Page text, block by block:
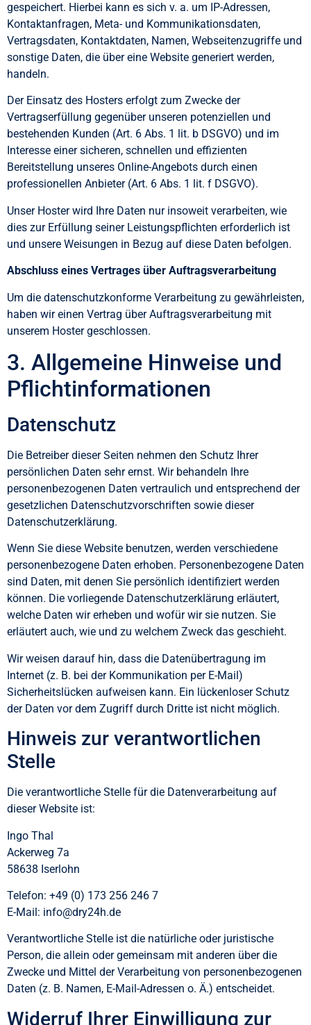
gespeichert. Hierbei kann es sich v. a. um IP-Adressen,
Kontaktanfragen, Meta- und Kommunikationsdaten,
Vertragsdaten, Kontaktdaten, Namen, Webseitenzugriffe und
sonstige Daten, die über eine Website generiert werden,
handeln.
Der Einsatz des Hosters erfolgt zum Zwecke der
Vertragserfüllung gegenüber unseren potenziellen und
bestehenden Kunden (Art. 6 Abs. 1 lit. b DSGVO) und im
Interesse einer sicheren, schnellen und effizienten
Bereitstellung unseres Online-Angebots durch einen
professionellen Anbieter (Art. 6 Abs. 1 lit. f DSGVO).
Unser Hoster wird Ihre Daten nur insoweit verarbeiten, wie
dies zur Erfüllung seiner Leistungspflichten erforderlich ist
und unsere Weisungen in Bezug auf diese Daten befolgen.
Abschluss eines Vertrages über Auftragsverarbeitung
Um die datenschutzkonforme Verarbeitung zu gewährleisten,
haben wir einen Vertrag über Auftragsverarbeitung mit
unserem Hoster geschlossen.
3. Allgemeine Hinweise und
Pflichtinformationen
Datenschutz
Die Betreiber dieser Seiten nehmen den Schutz Ihrer
persönlichen Daten sehr ernst. Wir behandeln Ihre
personenbezogenen Daten vertraulich und entsprechend der
gesetzlichen Datenschutzvorschriften sowie dieser
Datenschutzerklärung.
Wenn Sie diese Website benutzen, werden verschiedene
personenbezogene Daten erhoben. Personenbezogene Daten
sind Daten, mit denen Sie persönlich identifiziert werden
können. Die vorliegende Datenschutzerklärung erläutert,
welche Daten wir erheben und wofür wir sie nutzen. Sie
erläutert auch, wie und zu welchem Zweck das geschieht.
Wir weisen darauf hin, dass die Datenübertragung im
Internet (z. B. bei der Kommunikation per E-Mail)
Sicherheitslücken aufweisen kann. Ein lückenloser Schutz
der Daten vor dem Zugriff durch Dritte ist nicht möglich.
Hinweis zur verantwortlichen
Stelle
Die verantwortliche Stelle für die Datenverarbeitung auf
dieser Website ist:
Ingo Thal
Ackerweg 7a
58638 Iserlohn
Telefon: +49 (0) 173 256 246 7
E-Mail: info@dry24h.de
Verantwortliche Stelle ist die natürliche oder juristische
Person, die allein oder gemeinsam mit anderen über die
Zwecke und Mittel der Verarbeitung von personenbezogenen
Daten (z. B. Namen, E-Mail-Adressen o. Ä.) entscheidet.
Widerruf Ihrer Einwilligung zur